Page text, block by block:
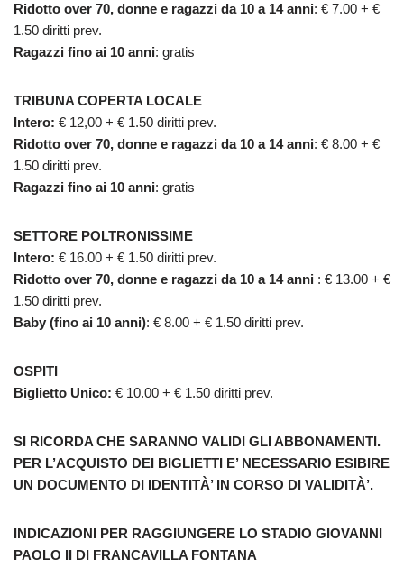
Ridotto over 70, donne e ragazzi da 10 a 14 anni: € 7.00 + €
1.50 diritti prev.
Ragazzi fino ai 10 anni: gratis
TRIBUNA COPERTA LOCALE
Intero: € 12,00 + € 1.50 diritti prev.
Ridotto over 70, donne e ragazzi da 10 a 14 anni: € 8.00 + €
1.50 diritti prev.
Ragazzi fino ai 10 anni: gratis
SETTORE POLTRONISSIME
Intero: € 16.00 + € 1.50 diritti prev.
Ridotto over 70, donne e ragazzi da 10 a 14 anni : € 13.00 + €
1.50 diritti prev.
Baby (fino ai 10 anni): € 8.00 + € 1.50 diritti prev.
OSPITI
Biglietto Unico: € 10.00 + € 1.50 diritti prev.
SI RICORDA CHE SARANNO VALIDI GLI ABBONAMENTI.
PER L’ACQUISTO DEI BIGLIETTI E’ NECESSARIO ESIBIRE
UN DOCUMENTO DI IDENTITÀ’ IN CORSO DI VALIDITÀ’.
INDICAZIONI PER RAGGIUNGERE LO STADIO GIOVANNI
PAOLO II DI FRANCAVILLA FONTANA